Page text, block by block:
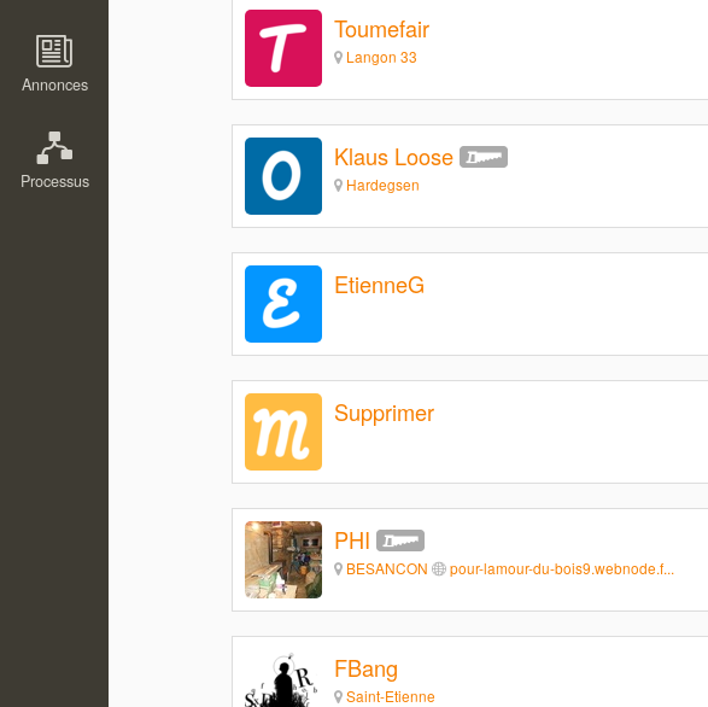
Annonces
Processus
Toumefair
Langon 33
Klaus Loose
Hardegsen
EtienneG
Supprimer
PHI
BESANCON pour-lamour-du-bois9.webnode.f...
FBang
Saint-Etienne